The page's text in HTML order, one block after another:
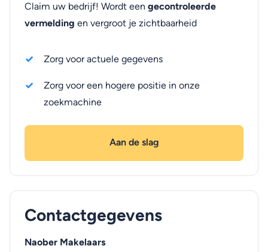
Claim uw bedrijf! Wordt een gecontroleerde
vermelding en vergroot je zichtbaarheid
Zorg voor actuele gegevens
Zorg voor een hogere positie in onze
zoekmachine
Aan de slag
Contactgegevens
Naober Makelaars